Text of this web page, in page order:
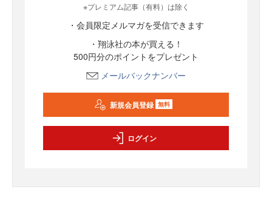
※プレミアム記事（有料）は除く
・会員限定メルマガを受信できます
・翔泳社の本が買える！
500円分のポイントをプレゼント
メールバックナンバー
新規会員登録 無料
ログイン